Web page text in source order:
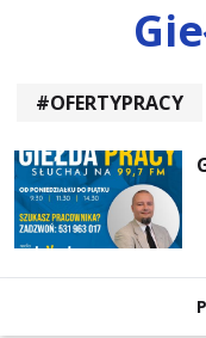
#OFERTYPRACY